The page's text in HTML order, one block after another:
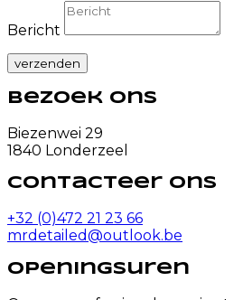
Bericht
verzenden
Bezoek ons
Biezenwei 29
1840 Londerzeel
Contacteer ons
+32 (0)472 21 23 66
mrdetailed@outlook.be
Openingsuren